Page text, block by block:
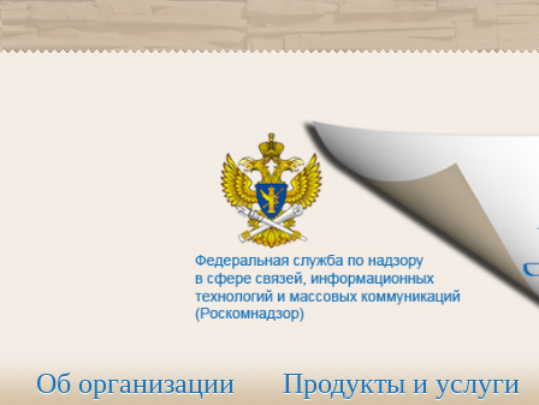
Об организации Продукты и услуги